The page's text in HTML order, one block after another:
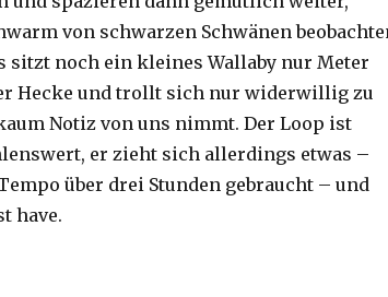
von schwarzen Schwänen
sitzt noch ein kleines Wallaby nur Meter
Hecke und trollt sich nur widerwillig zu
Notiz von uns nimmt. Der Loop ist
er zieht sich allerdings etwas –
über drei Stunden gebraucht – und
have.